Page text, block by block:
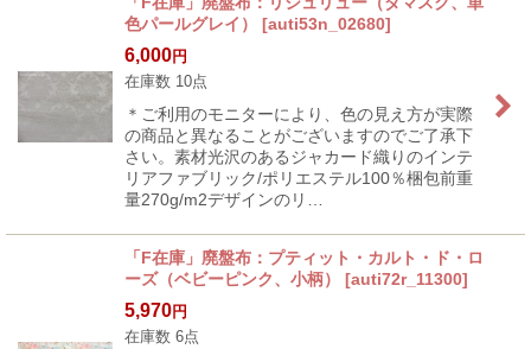
色パールグレイ）
[auti53n_02680]
6,000円
在庫数 10点
＊ご利用のモニターにより、色の見え方が実際
の商品と異なることがございますのでご了承下
さい。素材光沢のあるジャカード織りのインテ
リアファブリック/ポリエステル100％梱包前重
量270g/m2デザインのリ…
「F在庫」廃盤布：プティット・カルト・ド・ロ
ーズ（ベビーピンク、小柄）
[auti72r_11300]
5,970円
在庫数 6点